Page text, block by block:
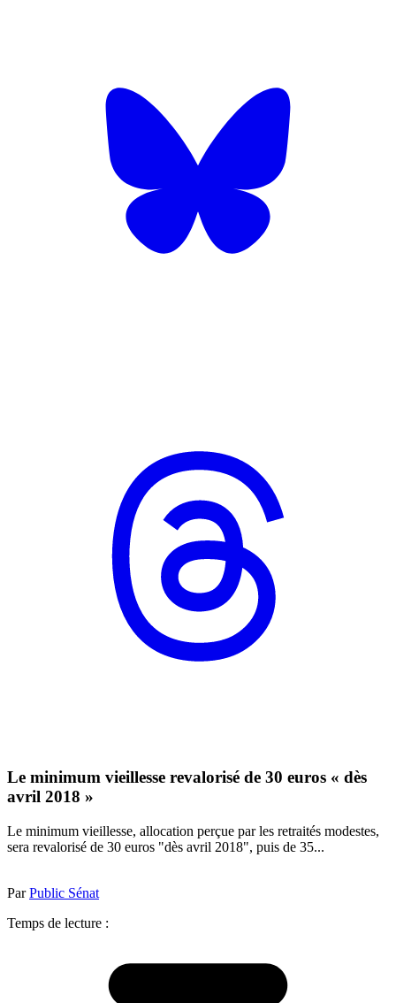
Le minimum vieillesse revalorisé de 30 euros « dès
avril 2018 »
Le minimum vieillesse, allocation perçue par les retraités modestes,
sera revalorisé de 30 euros "dès avril 2018", puis de 35...
ParPublic Sénat
Temps de lecture :